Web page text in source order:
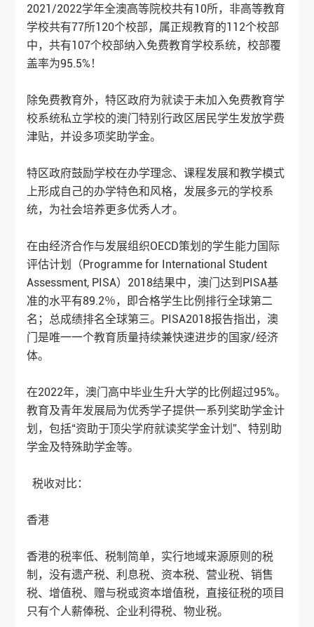
2021/2022学年全澳高等院校共有10所，非高等教育
学校共有77所120个校部，属正规教育的112个校部
中，共有107个校部纳入免费教育学校系统，校部覆
盖率为95.5%！
除免费教育外，特区政府为就读于未加入免费教育学
校系统私立学校的澳门特别行政区居民学生发放学费
津贴，并设多项奖助学金。
特区政府鼓励学校在办学理念、课程发展和教学模式
上形成自己的办学特色和风格，发展多元的学校系
统，为社会培养更多优秀人才。
在由经济合作与发展组织OECD策划的学生能力国际
评估计划（Programme for International Student
Assessment, PISA）2018结果中，澳门达到PISA基
准的水平有89.2％，即合格学生比例排行全球第二
名；总成绩排名全球第三。PISA2018报告指出，澳
门是唯一一个教育质量持续兼快速进步的国家/经济
体。
在2022年，澳门高中毕业生升大学的比例超过95%。
教育及青年发展局为优秀学子提供一系列奖助学金计
划，包括“资助于顶尖学府就读奖学金计划”、特别助
学金及特殊助学金等。
税收对比：
香港
香港的税率低、税制简单，实行地域来源原则的税
制，没有遗产税、利息税、资本税、营业税、销售
税、增值税、赠与税或资本增值税，直接征税的项目
只有个人薪俸税、企业利得税、物业税。